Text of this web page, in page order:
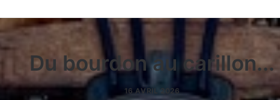
Du bourdon au carillon...
16 AVRIL 2026